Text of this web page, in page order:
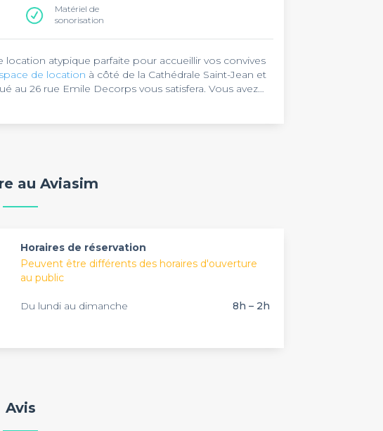
Matériel de
sonorisation
location atypique parfaite pour accueillir vos convives
de location à côté de la Cathédrale Saint-Jean et
au 26 rue Emile Decorps vous satisfera. Vous avez
d'une parenthèse pour fédérer vos collaborateurs,
propose plus de 3 000 lieux à louer partout en
au Aviasim
Horaires de réservation
Peuvent être différents des horaires d'ouverture
au public
Du lundi au dimanche 8h – 2h
Avis